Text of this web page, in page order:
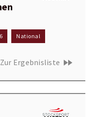
National
Zur Ergebnisliste fast_forward